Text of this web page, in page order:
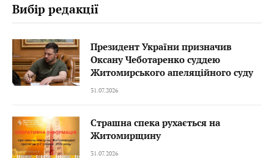
Вибір редакції
Президент України призначив
Оксану Чеботаренко суддею
Житомирського апеляційного суду
31.07.2026
Страшна спека рухається на
Житомирщину
31.07.2026